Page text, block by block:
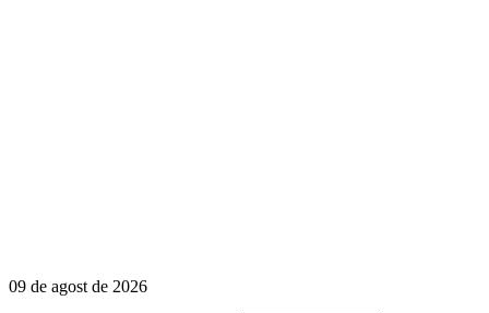
09 de agost de 2026